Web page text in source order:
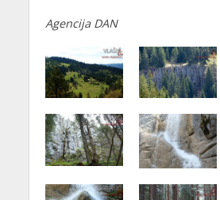
Agencija DAN